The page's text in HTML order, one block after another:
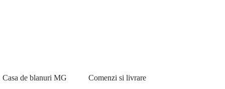
Casa de blanuri MG
Comenzi si livrare